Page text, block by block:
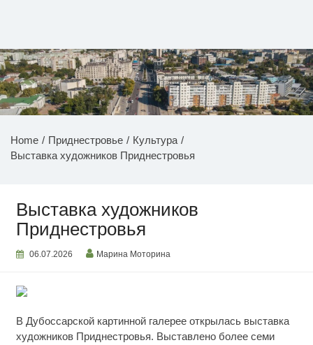
НОВОСТИ ПРИДНЕСТРОВЬЯ
Home Приднестровье
Культура
Выставка художников Приднестровья
Выставка художников
Приднестровья
06.07.2026 Марина Моторина
В Дубоссарской картинной галерее открылась выставка
художников Приднестровья. Выставлено более семи